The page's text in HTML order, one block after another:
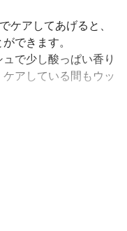
ケアしてあげると、
できます。
で少し酸っぱい香り
アしている間もウッ
上がるのでおススメ